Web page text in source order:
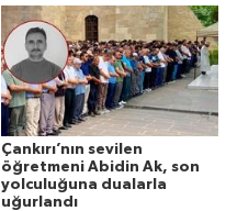
Çankırı’nın sevilen
öğretmeni Abidin Ak, son
yolculuğuna dualarla
uğurlandı